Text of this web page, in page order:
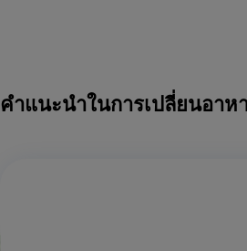
คำแนะนำในการเปลี่ยนอาห